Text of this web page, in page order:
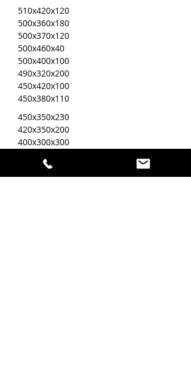
510x420x120
500x360x180
500x370x120
500x460x40
500x400x100
490x320x200
450x420x100
450x380x110
450x350x230
420x350x200
400x300x300
380x365x130
340х290х340